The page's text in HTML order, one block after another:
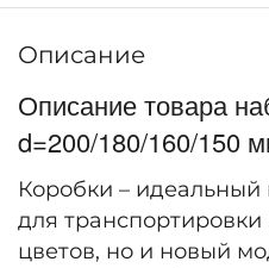
Описание
Описание товара
d=200/180/160/150
мм (салатовый)
Коробки – идеальный
для транспортировки
цветов, но и новый